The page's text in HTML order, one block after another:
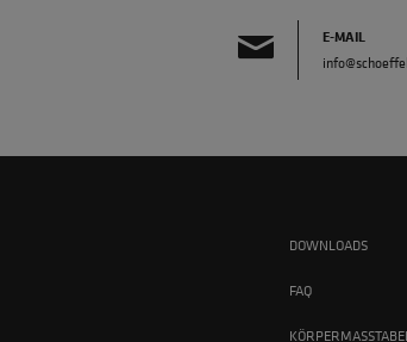
E-MAIL
DOWNLOADS
FAQ